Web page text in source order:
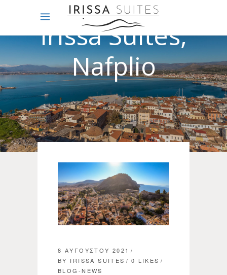
Irissa Suites,
Nafplio
8 ΑΥΓΟΎΣΤΟΥ 2021
BY IRISSA SUITES 0 LIKES
BLOG-NEWS